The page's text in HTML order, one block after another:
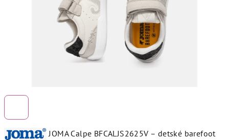
JOMA Calpe BFCALJS2625V – detské barefoot